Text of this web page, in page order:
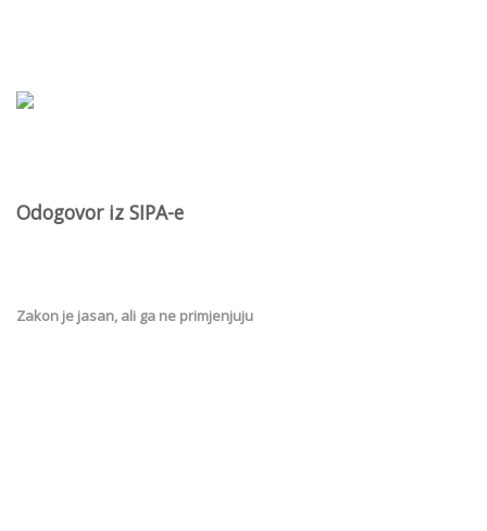
Odogovor iz SIPA-e
Zakon je jasan, ali ga ne primjenjuju